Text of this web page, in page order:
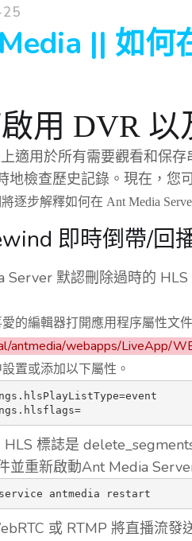
|| 如何
用 DVR 以
適用於所有需要觀看和保
地檢查歷史記錄。現在，您
逐步解釋如何在 Ant Media
即時倒帶/回
Server 默認刪除過時的
愛的編輯器打開應用程序屬性文
antmedia/webapps/LiveApp/
置或添加以下屬性。
HLS 標誌是
並重新啟動Ant Media
antmedia restart
或 RTMP 將直播流發